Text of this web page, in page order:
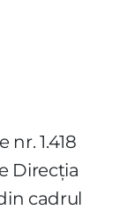
1.418
Direcţia
cadrul